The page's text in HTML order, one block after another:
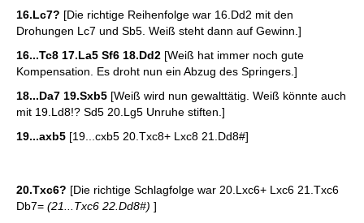
16.Lc7? [Die richtige Reihenfolge war 16.Dd2 mit den
Drohungen Lc7 und Sb5. Weiß steht dann auf Gewinn.]
16...Tc8 17.La5 Sf6 18.Dd2 [Weiß hat immer noch gute
Kompensation. Es droht nun ein Abzug des Springers.]
18...Da7 19.Sxb5 [Weiß wird nun gewalttätig. Weiß könnte auch
mit 19.Ld8!? Sd5 20.Lg5 Unruhe stiften.]
19...axb5 [19...cxb5 20.Txc8+ Lxc8 21.Dd8#]
20.Txc6? [Die richtige Schlagfolge war 20.Lxc6+ Lxc6 21.Txc6
Db7= (21...Txc6 22.Dd8#) ]